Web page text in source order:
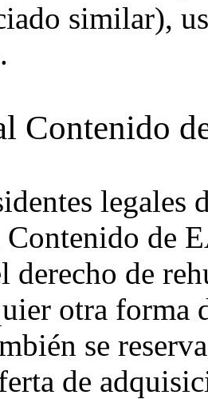
similar),
Contenido
legales
Contenido de
derecho de
otra forma
se
de